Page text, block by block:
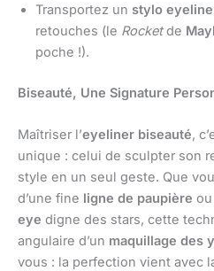
Transportez un stylo
retouches (le Rocketde
poche !).
Biseauté, Une Signature
Maîtriser l’eyeliner biseauté,
unique : celui de sculpter son
style en un seul geste. Que
d’une fine ligne de paupière ou
eye digne des stars, cette
angulaire d’un maquillage des
vous : la perfection vient avec